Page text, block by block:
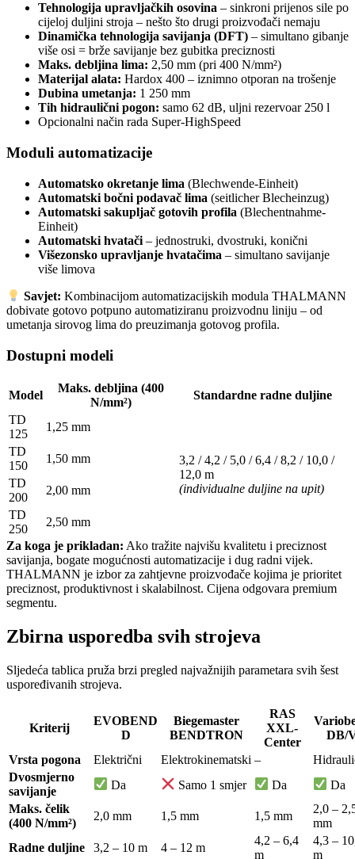
Tehnologija upravljačkih osovina – sinkroni prijenos sile po
cijeloj duljini stroja – nešto što drugi proizvođači nemaju
Dinamička tehnologija savijanja (DFT) – simultano gibanje
više osi = brže savijanje bez gubitka preciznosti
Maks. debljina lima: 2,50 mm (pri 400 N/mm²)
Materijal alata: Hardox 400 – iznimno otporan na trošenje
Dubina umetanja: 1 250 mm
Tih hidraulični pogon: samo 62 dB, uljni rezervoar 250 l
Opcionalni način rada Super-HighSpeed
Moduli automatizacije
Automatsko okretanje lima (Blechwende-Einheit)
Automatski bočni podavač lima (seitlicher Blecheinzug)
Automatski sakupljač gotovih profila (Blechentnahme-
Einheit)
Automatski hvatači – jednostruki, dvostruki, konični
Višezonsko upravljanje hvatačima – simultano savijanje
više limova
Savjet: Kombinacijom automatizacijskih modula THALMANN
dobivate gotovo potpuno automatiziranu proizvodnu liniju – od
umetanja sirovog lima do preuzimanja gotovog profila.
Dostupni modeli
Model
Maks. debljina (400
N/mm²)
Standardne radne duljine
TD
125
1,25 mm
3,2 / 4,2 / 5,0 / 6,4 / 8,2 / 10,0 /
12,0 m
(individualne duljine na upit)
TD
150
1,50 mm
TD
200
2,00 mm
TD
250
2,50 mm
Za koga je prikladan: Ako tražite najvišu kvalitetu i preciznost
savijanja, bogate mogućnosti automatizacije i dug radni vijek.
THALMANN je izbor za zahtjevne proizvođače kojima je prioritet
preciznost, produktivnost i skalabilnost. Cijena odgovara premium
segmentu.
Zbirna usporedba svih strojeva
Sljedeća tablica pruža brzi pregled najvažnijih parametara svih šest
uspoređivanih strojeva.
Kriterij
EVOBEND
D
Biegemaster
BENDTRON
RAS
XXL-
Center
DB/
Vrsta pogona
Električni Elektrokinematski –
Dvosmjerno
savijanje
Da Samo 1 smjer Da
Da
Maks. čelik
(400 N/mm²)
2,0 mm 1,5 mm 1,5 mm
2,0 –
mm
Radne duljine
3,2 – 10 m 4 – 12 m
4,2 – 6,4
m
4,3 –
m